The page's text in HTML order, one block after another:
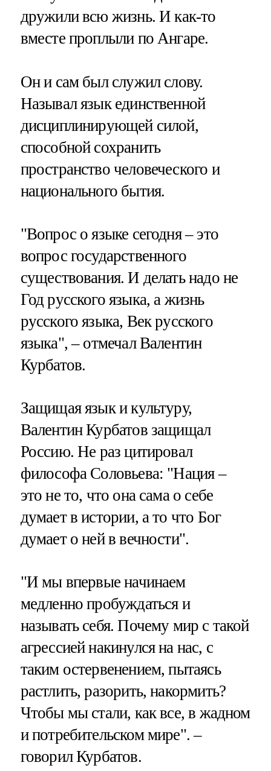
дружили всю жизнь. И как-то
вместе проплыли по Ангаре.
Он и сам был служил слову.
Называл язык единственной
дисциплинирующей силой,
способной сохранить
пространство человеческого и
национального бытия.
"Вопрос о языке сегодня – это
вопрос государственного
существования. И делать надо не
Год русского языка, а жизнь
русского языка, Век русского
языка", – отмечал Валентин
Курбатов.
Защищая язык и культуру,
Валентин Курбатов защищал
Россию. Не раз цитировал
философа Соловьева: "Нация –
это не то, что она сама о себе
думает в истории, а то что Бог
думает о ней в вечности".
"И мы впервые начинаем
медленно пробуждаться и
называть себя. Почему мир с такой
агрессией накинулся на нас, с
таким остервенением, пытаясь
растлить, разорить, накормить?
Чтобы мы стали, как все, в жадном
и потребительском мире". –
говорил Курбатов.